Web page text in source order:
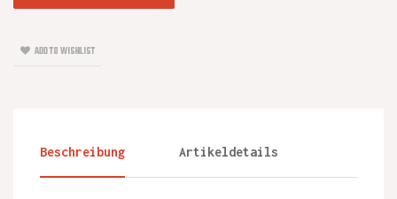
ADD TO WISHLIST
Beschreibung Artikeldetails